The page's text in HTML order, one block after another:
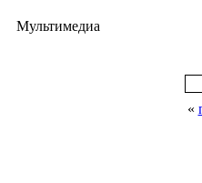
Мультимедиа
«